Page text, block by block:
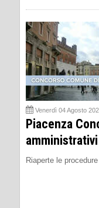
Venerdì 04 Agosto
Piacenza
Riaperte le